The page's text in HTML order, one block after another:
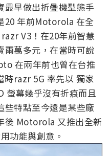
最早做出折疊機型態手
20 年前Motorola 在全
V3！在20年前智慧
兩萬多元，在當時可說
在兩年前也曾在台推
時razr 5G 率先以 獨家
螢幕幾乎沒有折痕而且
些特點至今還是某些廠
後 Motorola 又推出全新
功能與創意。